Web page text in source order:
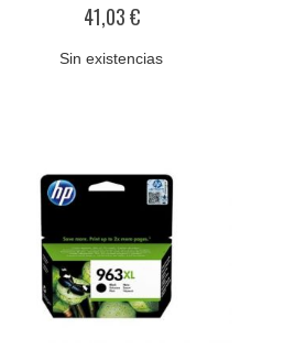
41,03 €
Sin existencias